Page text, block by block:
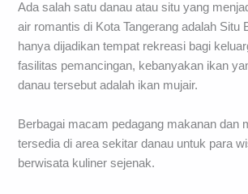
Ada salah satu danau atau situ yang
air romantis di Kota Tangerang adalah Situ
hanya dijadikan tempat rekreasi bagi
fasilitas pemancingan, kebanyakan ikan
danau tersebut adalah ikan mujair.
Berbagai macam pedagang makanan dan
tersedia di area sekitar danau untuk para
berwisata kuliner sejenak.